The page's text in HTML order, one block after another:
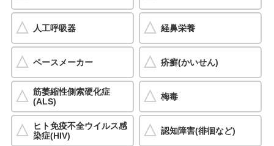
人工呼吸器 経鼻栄養
ペースメーカー 疥癬(かいせん)
筋萎縮性側索硬化症
(ALS)
梅毒
ヒト免疫不全ウイルス感
染症(HIV)
認知障害(徘徊など)